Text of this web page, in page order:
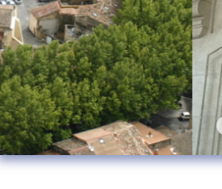
La mairie de Grans